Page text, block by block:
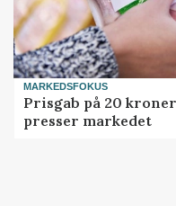
MARKEDSFOKUS
Prisgab på 20
presser markedet